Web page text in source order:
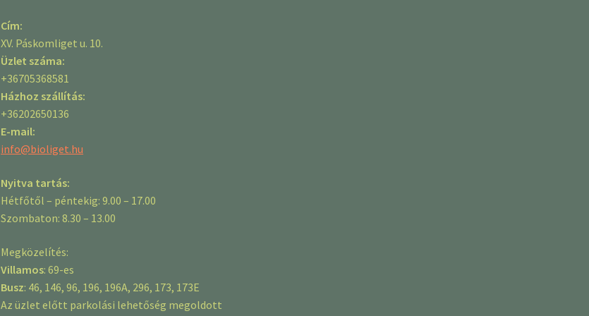
Cím:
XV. Páskomliget u. 10.
Üzlet száma:
+36705368581
Házhoz szállítás:
+36202650136
E-mail:
info@bioliget.hu
Nyitva tartás:
Hétfőtől – péntekig: 9.00 – 17.00
Szombaton: 8.30 – 13.00
Megközelítés:
Villamos: 69-es
Busz: 46, 146, 96, 196, 196A, 296, 173, 173E
Az üzlet előtt parkolási lehetőség megoldott